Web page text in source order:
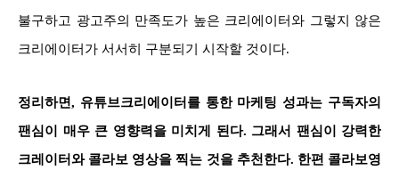
불구하고 광고주의 만족도가 높은 크리에이터와 그렇지 않은
크리에이터가 서서히 구분되기 시작할 것이다.
정리하면, 유튜브크리에이터를 통한 마케팅 성과는 구독자의
팬심이 매우 큰 영향력을 미치게 된다. 그래서 팬심이 강력한
크레이터와 콜라보 영상을 찍는 것을 추천한다. 한편 콜라보영